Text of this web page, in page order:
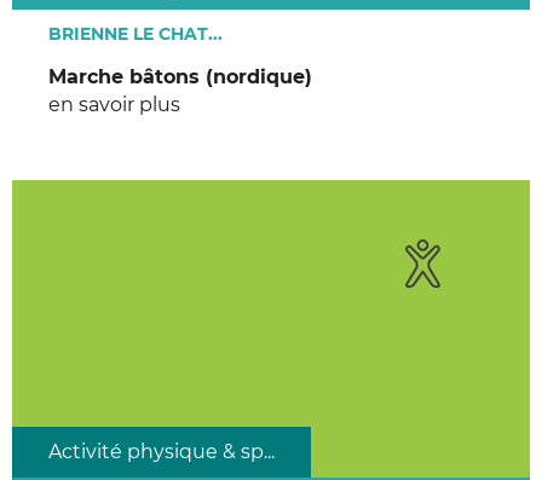
BRIENNE LE CHAT...
Marche bâtons (nordique)
en savoir plus
Activité physique & sp...